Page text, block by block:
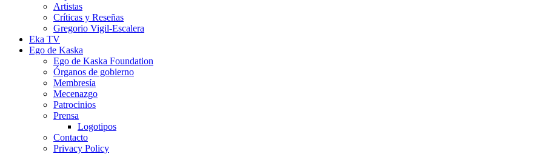
Artistas
Críticas y Reseñas
Gregorio Vigil-Escalera
Eka TV
Ego de Kaska
Ego de Kaska Foundation
Órganos de gobierno
Membresía
Mecenazgo
Patrocinios
Prensa
Logotipos
Contacto
Privacy Policy